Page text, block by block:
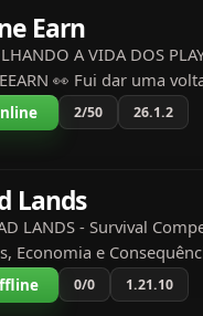
Earn
A VIDA DOS
👀 Fui dar uma
e olha o que eu
montando uma farm
2/50 26.1.2
Lands
LANDS - Survival
Economia e
é um servidor survival
anárquico e cross-play,
0/0 1.21.10